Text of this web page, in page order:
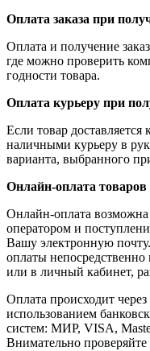
Оплата заказа при
Оплата и получение
где можно проверить
годности товара.
Оплата курьеру при
Если товар доставляется
наличными курьеру в
варианта, выбранного
Онлайн-оплата товаров
Онлайн-оплата возможна
оператором и
Вашу электронную
оплаты непосредственно
или в личный кабинет,
Оплата происходит
использованием
систем: МИР, VISA,
Внимательно проверяйте